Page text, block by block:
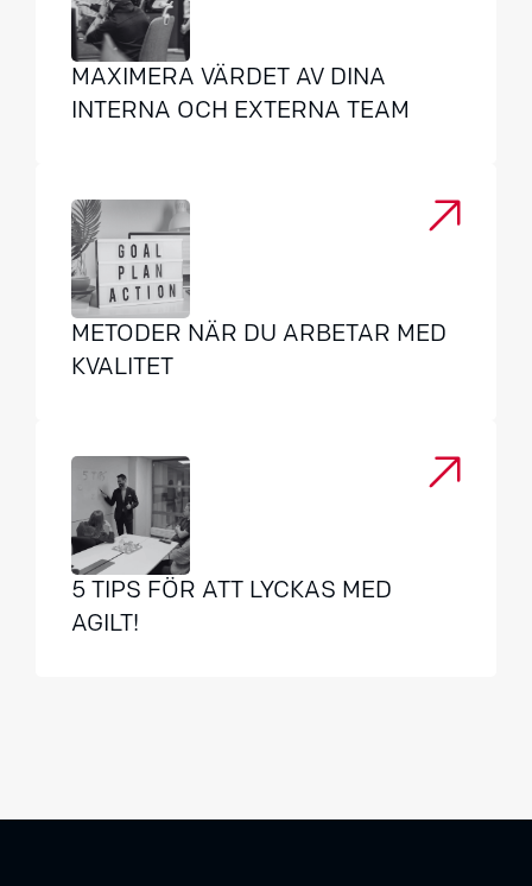
MAXIMERA VÄRDET AV DINA
INTERNA OCH EXTERNA TEAM
METODER NÄR DU ARBETAR MED
KVALITET
5 TIPS FÖR ATT LYCKAS MED
AGILT!